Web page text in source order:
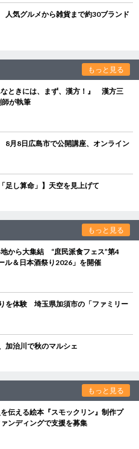
気グルメから雑貨まで約30ブランド
もっと見る
ときには、まず、漢方！』 漢方三
が執筆
月8日広島市で公開講座、オンライン
足し算命」】天空を見上げて
もっと見る
から大集結 “庶民派食フェス”第4
ル＆日本酒祭り2026」を開催
を体験 埼玉県加須市の「ファミリー
加治川で秋のマルシェ
もっと見る
伝える絵本『スモックリン』制作プ
ンディングで支援を募集